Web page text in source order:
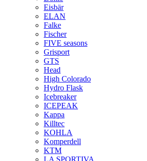
Eisbär
ELAN
Falke
Fischer
FIVE seasons
Grisport
GTS
Head
High Colorado
Hydro Flask
Icebreaker
ICEPEAK
Kappa
Killtec
KOHLA
Komperdell
KTM
LA SPORTIVA